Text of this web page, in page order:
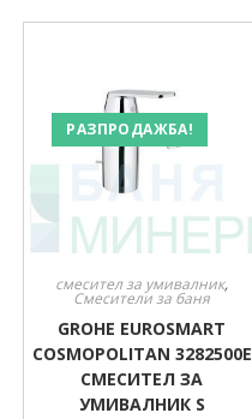
РАЗПРОДАЖБА!
смесител за умивалник,
Смесители за баня
GROHE EUROSMART
COSMOPOLITAN 3282500E
СМЕСИТЕЛ ЗА
УМИВАЛНИК S